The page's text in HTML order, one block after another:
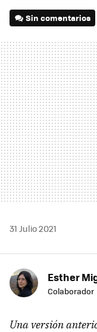
Sin comentarios
31 Julio 2021
Esther
Colaborador
Una versión